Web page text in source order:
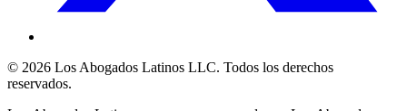
© 2026 Los Abogados Latinos LLC. Todos los derechos
reservados.